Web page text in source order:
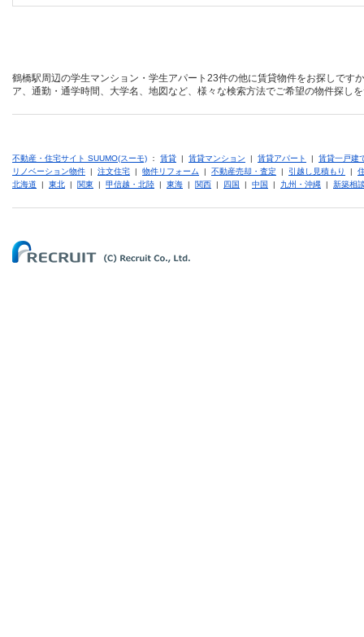
鶴橋駅周辺の学生マンション・学生アパート23件の他に賃貸物件をお探しで
ア、通勤・通学時間、大学名、地図など、様々な検索方法でご希望の物件探し
不動産・住宅サイト SUUMO(スーモ) ： 賃貸 | 賃貸マンション | 賃貸アパート | 賃貸一戸建
リノベーション物件 | 注文住宅 | 物件リフォーム | 不動産売却・査定 | 引越し見積もり |
北海道 | 東北 | 関東 | 甲信越・北陸 | 東海 | 関西 | 四国 | 中国 | 九州・沖縄 | 新築相